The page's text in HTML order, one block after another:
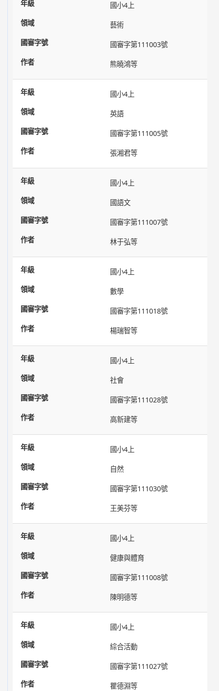
國小4上
藝術
國審字第111003號
熊曉鴻等
國小4上
英語
國審字第111005號
張湘君等
國小4上
國語文
國審字第111007號
林于弘等
國小4上
數學
國審字第111018號
楊瑞智等
國小4上
社會
國審字第111028號
高新建等
國小4上
自然
國審字第111030號
王美芬等
國小4上
健康與體育
國審字第111008號
陳明德等
國小4上
綜合活動
國審字第111027號
瞿德淵等